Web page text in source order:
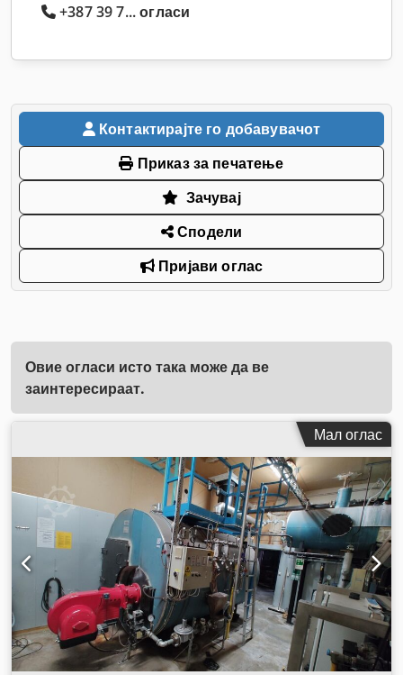
+387 39 7... огласи
Контактирајте го добавувачот
Приказ за печатење
Зачувај
Сподели
Пријави оглас
Овие огласи исто така може да ве
заинтересираат.
Мал оглас